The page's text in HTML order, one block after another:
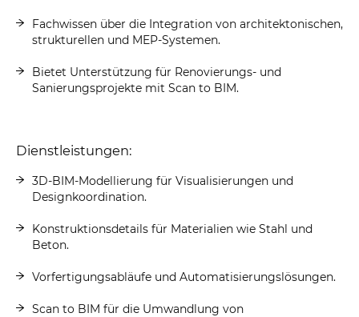
Fachwissen über die Integration von architektonischen,
strukturellen und MEP-Systemen.
Bietet Unterstützung für Renovierungs- und
Sanierungsprojekte mit Scan to BIM.
Dienstleistungen:
3D-BIM-Modellierung für Visualisierungen und
Designkoordination.
Konstruktionsdetails für Materialien wie Stahl und
Beton.
Vorfertigungsabläufe und Automatisierungslösungen.
Scan to BIM für die Umwandlung von